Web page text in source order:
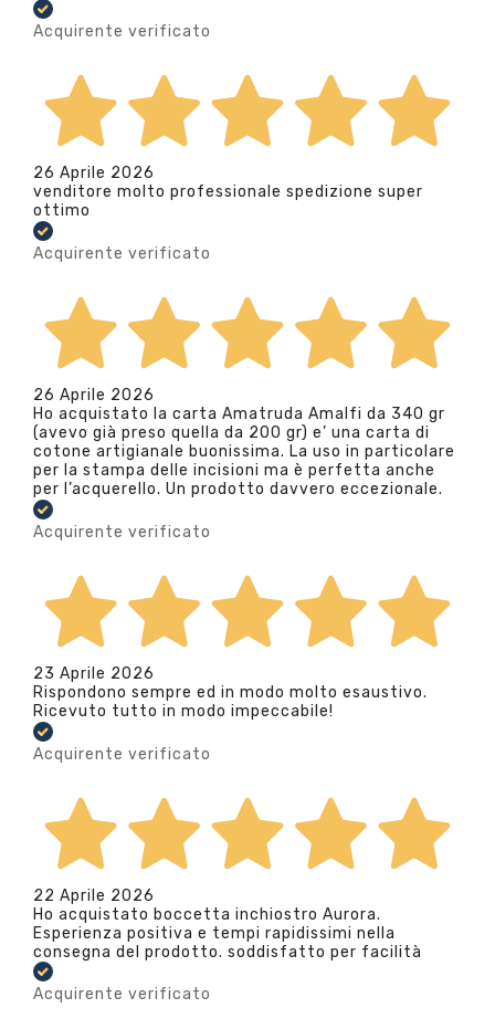
Acquirente verificato
26 Aprile 2026
venditore molto professionale spedizione super
ottimo
Acquirente verificato
26 Aprile 2026
Ho acquistato la carta Amatruda Amalfi da 340 gr
(avevo già preso quella da 200 gr) e’ una carta di
cotone artigianale buonissima. La uso in particolare
per la stampa delle incisioni ma è perfetta anche
per l’acquerello. Un prodotto davvero eccezionale.
Acquirente verificato
23 Aprile 2026
Rispondono sempre ed in modo molto esaustivo.
Ricevuto tutto in modo impeccabile!
Acquirente verificato
22 Aprile 2026
Ho acquistato boccetta inchiostro Aurora.
Esperienza positiva e tempi rapidissimi nella
consegna del prodotto. soddisfatto per facilità
Acquirente verificato